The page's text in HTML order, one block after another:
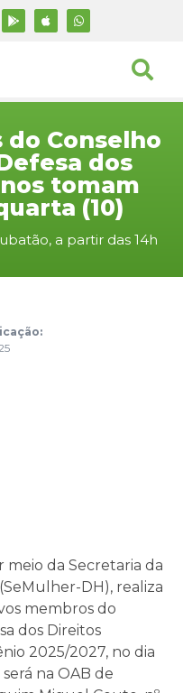
Conselho
dos
tomam
(10)
a partir das 14h
da Secretaria da
DH), realiza
membros do
dos Direitos
2025/2027, no dia
na OAB de